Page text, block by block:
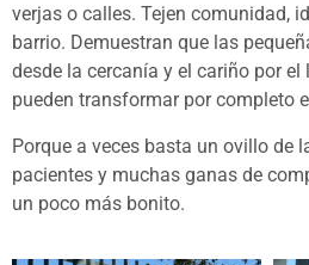
verjas o calles. Tejen comunidad,
barrio. Demuestran que las
desde la cercanía y el cariño por el
pueden transformar por completo
Porque a veces basta un ovillo de
pacientes y muchas ganas de
un poco más bonito.